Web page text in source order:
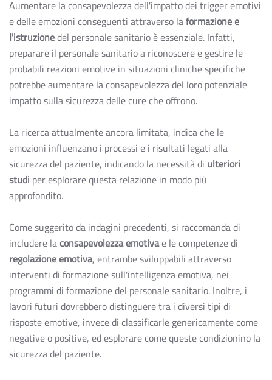
Aumentare la consapevolezza dell'impatto dei trigger emotivi
e delle emozioni conseguenti attraverso laformazione e
l'istruzionedel personale sanitario è essenziale. Infatti,
preparare il personale sanitario a riconoscere e gestire le
probabili reazioni emotive in situazioni cliniche specifiche
potrebbe aumentare la consapevolezza del loro potenziale
impatto sulla sicurezza delle cure che offrono.
La ricerca attualmente ancora limitata, indica che le
emozioni influenzano i processi e i risultati legati alla
sicurezza del paziente, indicando la necessità di ulteriori
studi per esplorare questa relazione in modo più
approfondito.
Come suggerito da indagini precedenti, si raccomanda di
includere laconsapevolezza emotivae le competenze di
regolazione emotiva, entrambe sviluppabili attraverso
interventi di formazione sull'intelligenza emotiva, nei
programmi di formazione del personale sanitario. Inoltre, i
lavori futuri dovrebbero distinguere tra i diversi tipi di
risposte emotive, invece di classificarle genericamente come
negative o positive, ed esplorare come queste condizionino la
sicurezza del paziente.